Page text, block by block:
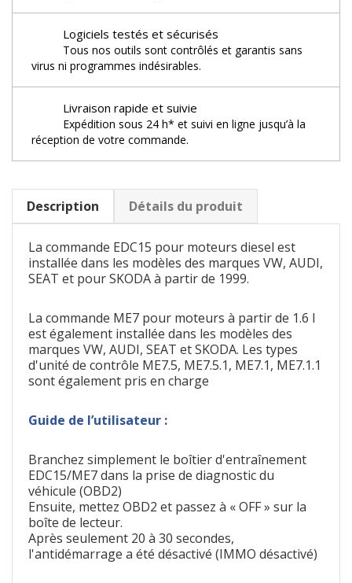
Logiciels testés et sécurisés
Tous nos outils sont contrôlés et garantis sans
virus ni programmes indésirables.
Livraison rapide et suivie
Expédition sous 24 h* et suivi en ligne jusqu’à la
réception de votre commande.
Description Détails du produit
La commande EDC15 pour moteurs diesel est
installée dans les modèles des marques VW, AUDI,
SEAT et pour SKODA à partir de 1999.
La commande ME7 pour moteurs à partir de 1.6 I
est également installée dans les modèles des
marques VW, AUDI, SEAT et SKODA. Les types
d'unité de contrôle ME7.5, ME7.5.1, ME7.1, ME7.1.1
sont également pris en charge
Guide de l’utilisateur :
Branchez simplement le boîtier d'entraînement
EDC15/ME7 dans la prise de diagnostic du
véhicule (OBD2)
Ensuite, mettez OBD2 et passez à « OFF » sur la
boîte de lecteur.
Après seulement 20 à 30 secondes,
l'antidémarrage a été désactivé (IMMO désactivé)